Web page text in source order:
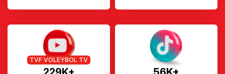
TVF VOLEYBOL TV